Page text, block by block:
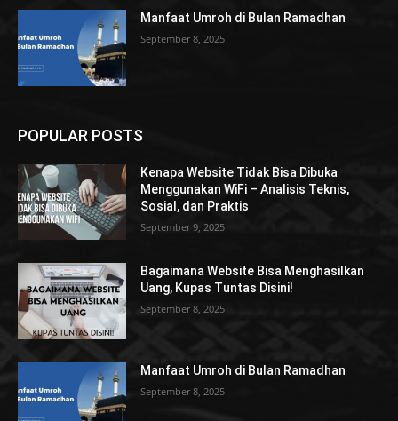
Manfaat Umroh di Bulan Ramadhan
September 8, 2025
POPULAR POSTS
Kenapa Website Tidak Bisa Dibuka
Menggunakan WiFi – Analisis Teknis,
Sosial, dan Praktis
September 9, 2025
Bagaimana Website Bisa Menghasilkan
Uang, Kupas Tuntas Disini!
September 8, 2025
Manfaat Umroh di Bulan Ramadhan
September 8, 2025